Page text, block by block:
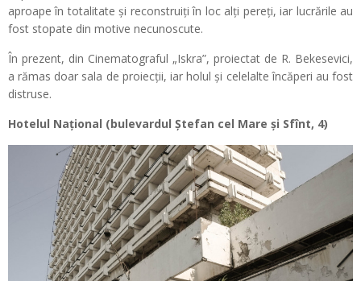
aproape în totalitate și reconstruiți în loc alți pereți, iar lucrările au
fost stopate din motive necunoscute.
În prezent, din Cinematograful „Iskra”, proiectat de R. Bekesevici,
a rămas doar sala de proiecții, iar holul și celelalte încăperi au fost
distruse.
Hotelul Național (bulevardul Ștefan cel Mare și Sfînt, 4)